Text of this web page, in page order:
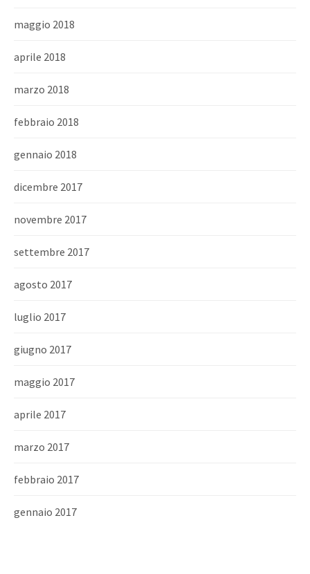
maggio 2018
aprile 2018
marzo 2018
febbraio 2018
gennaio 2018
dicembre 2017
novembre 2017
settembre 2017
agosto 2017
luglio 2017
giugno 2017
maggio 2017
aprile 2017
marzo 2017
febbraio 2017
gennaio 2017